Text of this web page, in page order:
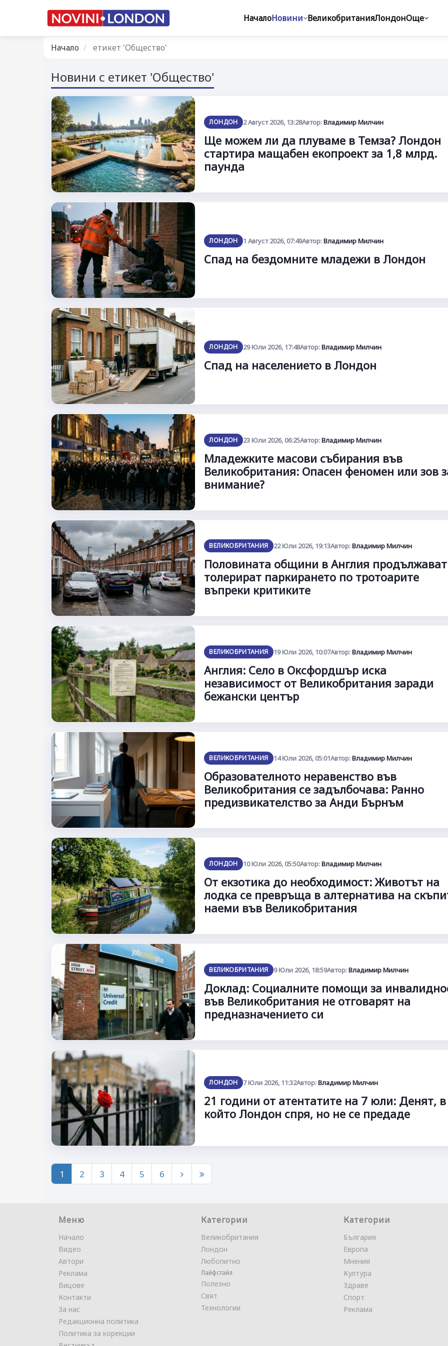
НачалоНовини ВеликобританияЛондонОще
Начало етикет 'Общество'
Новини с етикет 'Общество'
ЛОНДОН 2 Август 2026, 13:28Автор:Владимир Милчин
Ще можем ли да плуваме в Темза? Лондон
стартира мащабен екопроект за 1,8 млрд.
паунда
ЛОНДОН 1 Август 2026, 07:49Автор:Владимир Милчин
Спад на бездомните младежи в Лондон
ЛОНДОН 29 Юли 2026, 17:48Автор:Владимир Милчин
Спад на населението в Лондон
ЛОНДОН 23 Юли 2026, 06:25Автор:Владимир Милчин
Младежките масови събирания във
Великобритания: Опасен феномен или зов
внимание?
ВЕЛИКОБРИТАНИЯ 22 Юли 2026, 19:13Автор:Владимир Милчин
Половината общини в Англия
толерират паркирането по тротоарите
въпреки критиките
ВЕЛИКОБРИТАНИЯ 19 Юли 2026, 10:07Автор:Владимир Милчин
Англия: Село в Оксфордшър иска
независимост от Великобритания заради
бежански център
ВЕЛИКОБРИТАНИЯ 14 Юли 2026, 05:01Автор:Владимир Милчин
Образователното неравенство във
Великобритания се задълбочава: Ранно
предизвикателство за Анди Бърнъм
ЛОНДОН 10 Юли 2026, 05:50Автор:Владимир Милчин
От екзотика до необходимост: Животът на
лодка се превръща в алтернатива на
наеми във Великобритания
ВЕЛИКОБРИТАНИЯ 9 Юли 2026, 18:59Автор:Владимир Милчин
Доклад: Социалните помощи за
във Великобритания не отговарят на
предназначението си
ЛОНДОН 7 Юли 2026, 11:32Автор:Владимир Милчин
21 години от атентатите на 7 юли: Денят, в
който Лондон спря, но не се предаде
1 2 3 4 5 6
Меню
Начало
Видео
Автори
Реклама
Вицове
Контакти
За нас
Редакционна политика
Политика за корекции
Категории
Великобритания
Лондон
Любопитно
Лайфстайл
Полезно
Свят
Технологии
Категории
България
Европа
Мнения
Култура
Здраве
Спорт
Реклама